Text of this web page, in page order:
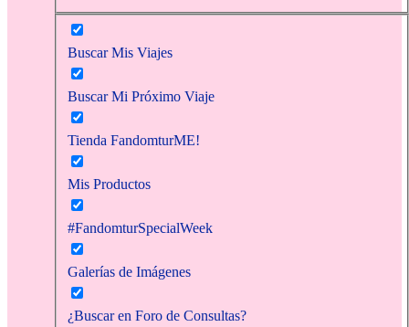
Buscar Mis Viajes
Buscar Mi Próximo Viaje
Tienda FandomturME!
Mis Productos
#FandomturSpecialWeek
Galerías de Imágenes
¿Buscar en Foro de Consultas?